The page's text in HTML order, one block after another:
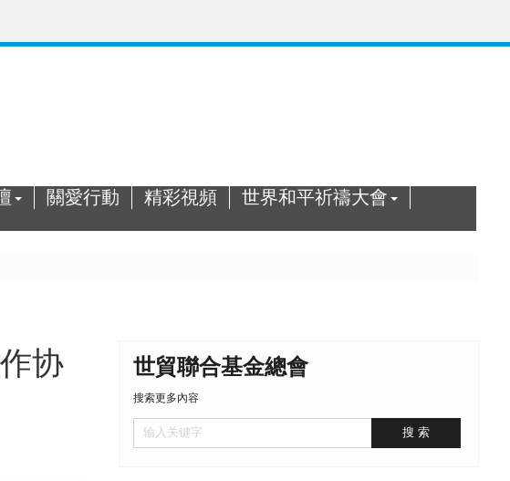
關愛行動 精彩視頻
世界和平祈禱大會
协
世貿聯合基金總會
搜索更多內容